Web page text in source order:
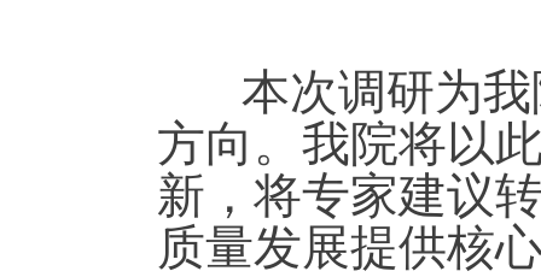
本次调研为我
方向。我院将以
新，将专家建议
质量发展提供核